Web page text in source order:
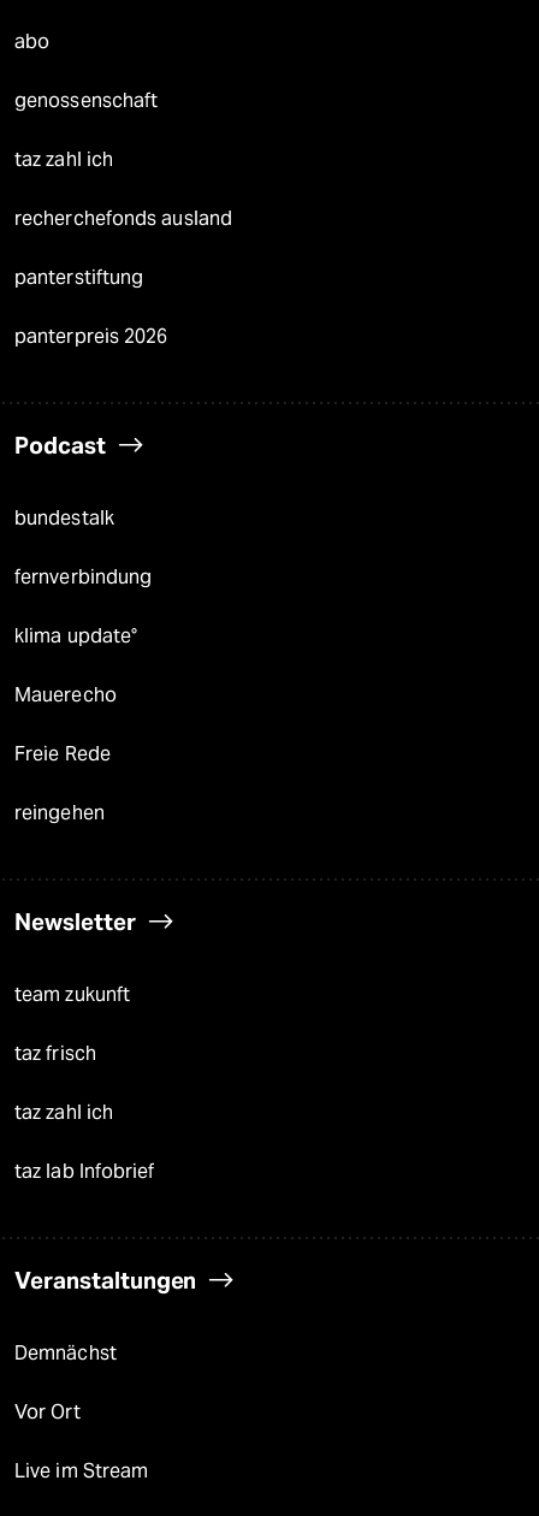
abo
genossenschaft
taz zahl ich
recherchefonds ausland
panterstiftung
panterpreis 2026
Podcast
bundestalk
fernverbindung
klima update°
Mauerecho
Freie Rede
reingehen
Newsletter
team zukunft
taz frisch
taz zahl ich
taz lab Infobrief
Veranstaltungen
Demnächst
Vor Ort
Live im Stream